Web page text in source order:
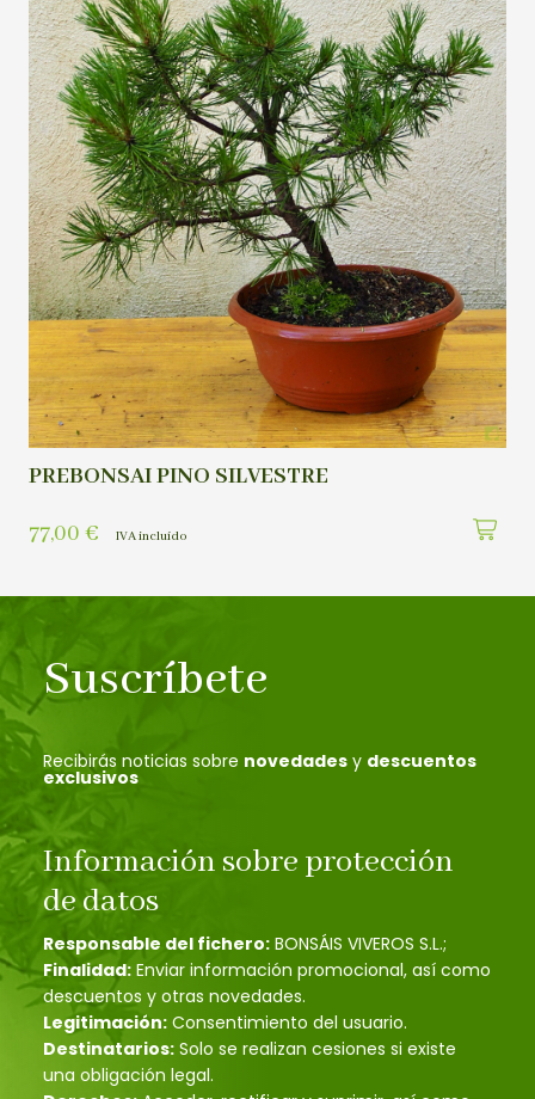
PREBONSAI PINO SILVESTRE
77,00 € IVA incluído
Suscríbete
Recibirás noticias sobre novedades y descuentos
exclusivos
Información sobre protección
de datos
Responsable del fichero: BONSÁIS VIVEROS S.L.;
Finalidad: Enviar información promocional, así como
descuentos y otras novedades.
Legitimación: Consentimiento del usuario.
Destinatarios: Solo se realizan cesiones si existe
una obligación legal.